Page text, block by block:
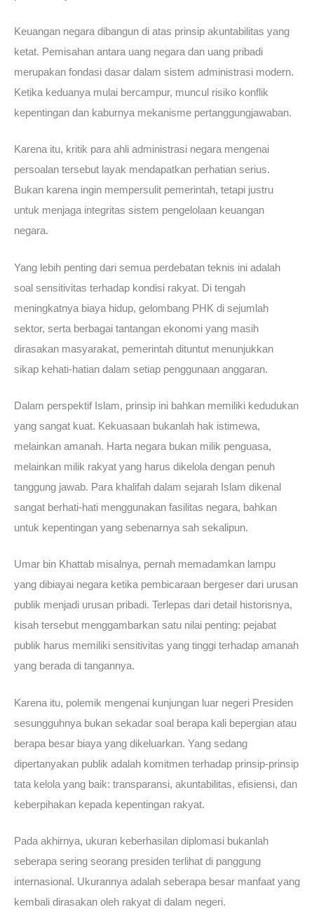
Keuangan negara dibangun di atas prinsip akuntabilitas yang
ketat. Pemisahan antara uang negara dan uang pribadi
merupakan fondasi dasar dalam sistem administrasi modern.
Ketika keduanya mulai bercampur, muncul risiko konflik
kepentingan dan kaburnya mekanisme pertanggungjawaban.
Karena itu, kritik para ahli administrasi negara mengenai
persoalan tersebut layak mendapatkan perhatian serius.
Bukan karena ingin mempersulit pemerintah, tetapi justru
untuk menjaga integritas sistem pengelolaan keuangan
negara.
Yang lebih penting dari semua perdebatan teknis ini adalah
soal sensitivitas terhadap kondisi rakyat. Di tengah
meningkatnya biaya hidup, gelombang PHK di sejumlah
sektor, serta berbagai tantangan ekonomi yang masih
dirasakan masyarakat, pemerintah dituntut menunjukkan
sikap kehati-hatian dalam setiap penggunaan anggaran.
Dalam perspektif Islam, prinsip ini bahkan memiliki kedudukan
yang sangat kuat. Kekuasaan bukanlah hak istimewa,
melainkan amanah. Harta negara bukan milik penguasa,
melainkan milik rakyat yang harus dikelola dengan penuh
tanggung jawab. Para khalifah dalam sejarah Islam dikenal
sangat berhati-hati menggunakan fasilitas negara, bahkan
untuk kepentingan yang sebenarnya sah sekalipun.
Umar bin Khattab misalnya, pernah memadamkan lampu
yang dibiayai negara ketika pembicaraan bergeser dari urusan
publik menjadi urusan pribadi. Terlepas dari detail historisnya,
kisah tersebut menggambarkan satu nilai penting: pejabat
publik harus memiliki sensitivitas yang tinggi terhadap amanah
yang berada di tangannya.
Karena itu, polemik mengenai kunjungan luar negeri Presiden
sesungguhnya bukan sekadar soal berapa kali bepergian atau
berapa besar biaya yang dikeluarkan. Yang sedang
dipertanyakan publik adalah komitmen terhadap prinsip-prinsip
tata kelola yang baik: transparansi, akuntabilitas, efisiensi, dan
keberpihakan kepada kepentingan rakyat.
Pada akhirnya, ukuran keberhasilan diplomasi bukanlah
seberapa sering seorang presiden terlihat di panggung
internasional. Ukurannya adalah seberapa besar manfaat yang
kembali dirasakan oleh rakyat di dalam negeri.